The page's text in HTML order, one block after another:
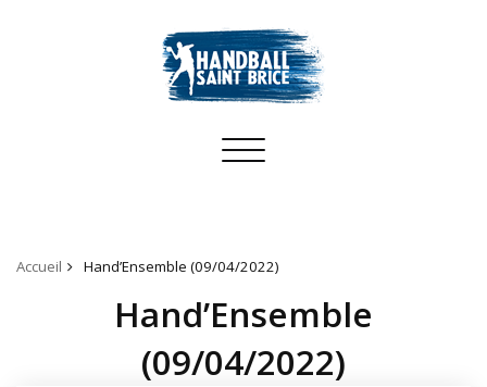
Toggle
Accueil Hand’Ensemble (09/04/2022)
Hand’Ensemble
(09/04/2022)